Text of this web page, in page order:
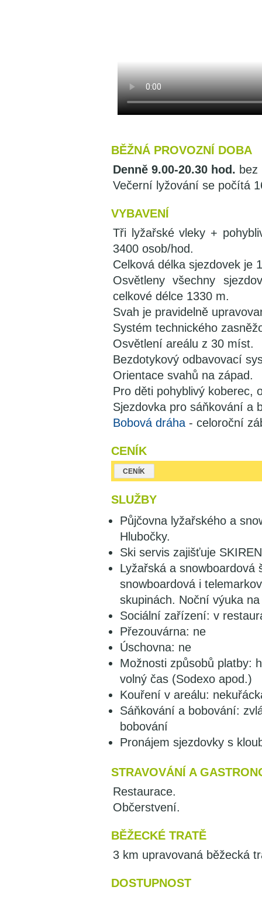
BĚŽNÁ PROVOZNÍ DOBA
Denně 9.00-20.30 hod. bez
Večerní lyžování se počítá
VYBAVENÍ
Tři lyžařské vleky +
3400 osob/hod.
Celková délka sjezdovek je
Osvětleny všechny
celkové délce 1330 m.
Svah je pravidelně
Systém technického
Osvětlení areálu z 30 míst.
Bezdotykový odbavovací
Orientace svahů na západ.
Pro děti pohyblivý koberec,
Sjezdovka pro sáňkování a
Bobová dráha - celoroční
CENÍK
CENÍK
SLUŽBY
Půjčovna lyžařského a
Hlubočky.
Ski servis zajišťuje
Lyžařská a snowboardová
snowboardová i
skupinách. Noční výuka
Sociální zařízení: v
Přezouvárna: ne
Úschovna: ne
Možnosti způsobů platby:
volný čas (Sodexo apod.)
Kouření v areálu:
Sáňkování a bobování:
bobování
Pronájem sjezdovky s
STRAVOVÁNÍ A
Restaurace.
Občerstvení.
BĚŽECKÉ TRATĚ
3 km upravovaná běžecká
DOSTUPNOST